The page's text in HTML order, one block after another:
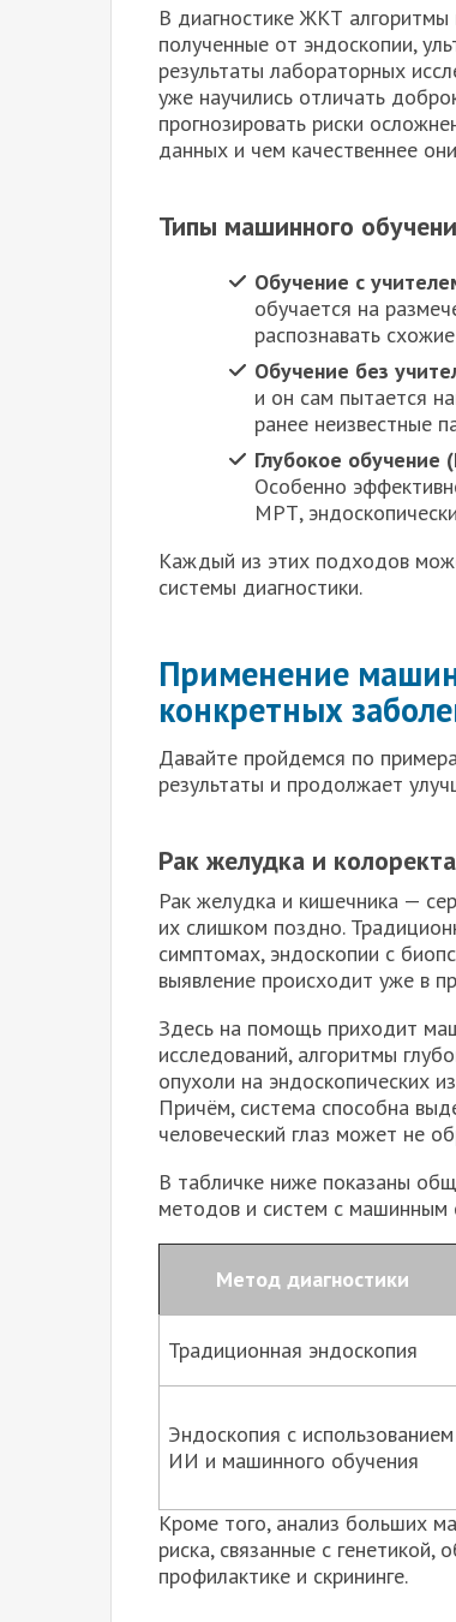
В диагностике ЖКТ
полученные от эндоскопии,
результаты лабораторных
уже научились отличать
прогнозировать риски
данных и чем качественнее
Типы машинного
Обучение с
обучается на
распознавать
Обучение без
и он сам пытается
ранее неизвестные
Глубокое обучение
Особенно
МРТ,
Каждый из этих подходов
системы диагностики.
Применение
конкретных
Давайте пройдемся по
результаты и продолжает
Рак желудка и
Рак желудка и кишечника —
их слишком поздно.
симптомах, эндоскопии с
выявление происходит уже в
Здесь на помощь приходит
исследований, алгоритмы
опухоли на эндоскопических
Причём, система способна
человеческий глаз может не
В табличке ниже показаны
методов и систем с машинным
Метод диагностики
Традиционная эндоскопия
Эндоскопия с использованием
ИИ и машинного обучения
Кроме того, анализ больших
риска, связанные с
профилактике и скрининге.